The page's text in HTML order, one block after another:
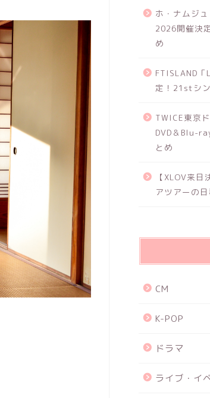
ホ・ナムジ
2026開催決
め
FTISLAND
定！21stシ
TWICE東京
DVD＆Blu-
とめ
【XLOV来
アツアーの
CM
K-POP
ドラマ
ライブ・イ